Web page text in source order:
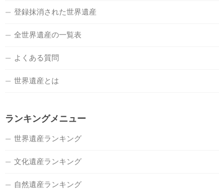
登録抹消された世界遺産
全世界遺産の一覧表
よくある質問
世界遺産とは
ランキングメニュー
世界遺産ランキング
文化遺産ランキング
自然遺産ランキング